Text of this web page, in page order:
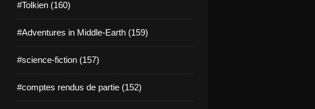
#Tolkien (160)
#Adventures in Middle-Earth (159)
#science-fiction (157)
#comptes rendus de partie (152)